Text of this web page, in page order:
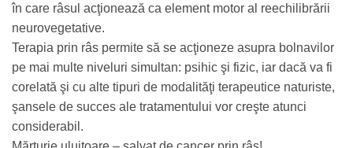
în care râsul acţionează ca element motor al reechilibrării
neurovegetative.
Terapia prin râs permite să se acţioneze asupra bolnavilor
pe mai multe niveluri simultan: psihic şi fizic, iar dacă va fi
corelată şi cu alte tipuri de modalităţi terapeutice naturiste,
şansele de succes ale tratamentului vor creşte atunci
considerabil.